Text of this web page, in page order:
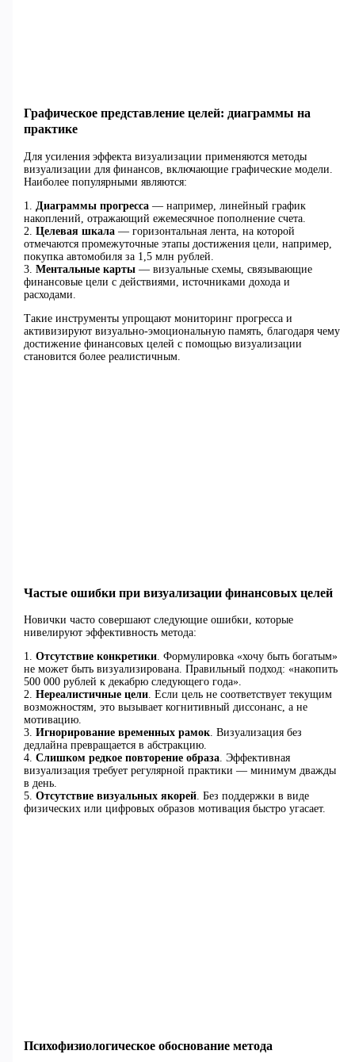
Графическое представление целей: диаграммы на
практике
Для усиления эффекта визуализации применяются методы
визуализации для финансов, включающие графические модели.
Наиболее популярными являются:
1. Диаграммы прогресса— например, линейный график
накоплений, отражающий ежемесячное пополнение счета.
2. Целевая шкала— горизонтальная лента, на которой
отмечаются промежуточные этапы достижения цели, например,
покупка автомобиля за 1,5 млн рублей.
3. Ментальные карты— визуальные схемы, связывающие
финансовые цели с действиями, источниками дохода и
расходами.
Такие инструменты упрощают мониторинг прогресса и
активизируют визуально-эмоциональную память, благодаря чему
достижение финансовых целей с помощью визуализации
становится более реалистичным.
Частые ошибки при визуализации финансовых целей
Новички часто совершают следующие ошибки, которые
нивелируют эффективность метода:
1. Отсутствие конкретики. Формулировка «хочу быть богатым»
не может быть визуализирована. Правильный подход: «накопить
500 000 рублей к декабрю следующего года».
2. Нереалистичные цели. Если цель не соответствует текущим
возможностям, это вызывает когнитивный диссонанс, а не
мотивацию.
3. Игнорирование временных рамок. Визуализация без
дедлайна превращается в абстракцию.
4. Слишком редкое повторение образа. Эффективная
визуализация требует регулярной практики — минимум дважды
в день.
5. Отсутствие визуальных якорей. Без поддержки в виде
физических или цифровых образов мотивация быстро угасает.
Психофизиологическое обоснование метода